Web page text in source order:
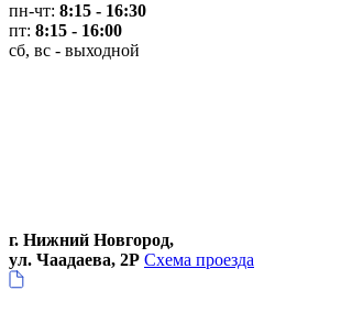
пн-чт: 8:15 - 16:30
пт: 8:15 - 16:00
сб, вс - выходной
г. Нижний Новгород,
ул. Чаадаева, 2Р Схема проезда